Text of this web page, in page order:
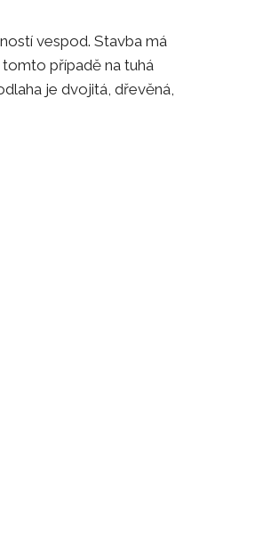
vespod. Stavba má
případě na tuhá
je dvojitá, dřevěná,